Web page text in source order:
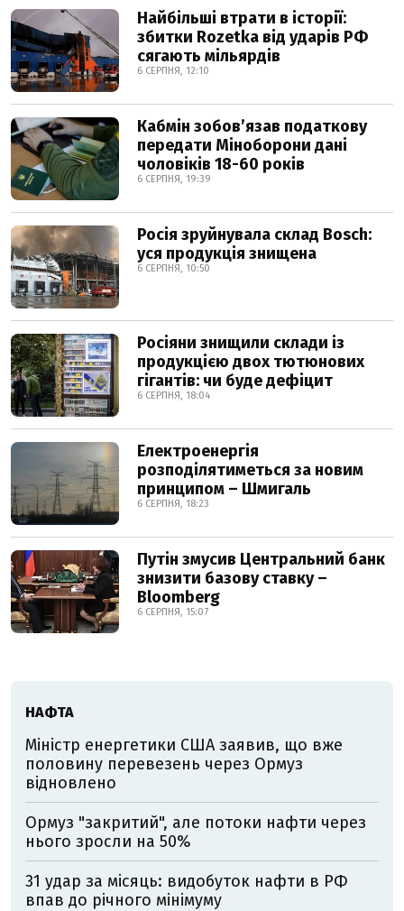
Найбільші втрати в історії:
збитки Rozetka від ударів РФ
сягають мільярдів
6 СЕРПНЯ, 12:10
Кабмін зобовʼязав податкову
передати Міноборони дані
чоловіків 18-60 років
6 СЕРПНЯ, 19:39
Росія зруйнувала склад Bosch:
уся продукція знищена
6 СЕРПНЯ, 10:50
Росіяни знищили склади із
продукцією двох тютюнових
гігантів: чи буде дефіцит
6 СЕРПНЯ, 18:04
Електроенергія
розподілятиметься за новим
принципом – Шмигаль
6 СЕРПНЯ, 18:23
Путін змусив Центральний банк
знизити базову ставку –
Bloomberg
6 СЕРПНЯ, 15:07
НАФТА
Міністр енергетики США заявив, що вже
половину перевезень через Ормуз
відновлено
Ормуз "закритий", але потоки нафти через
нього зросли на 50%
31 удар за місяць: видобуток нафти в РФ
впав до річного мінімуму